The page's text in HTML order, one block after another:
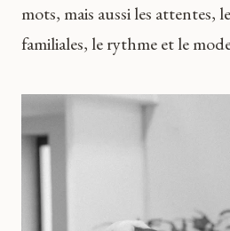
mots, mais aussi les attentes,
familiales, le rythme et le